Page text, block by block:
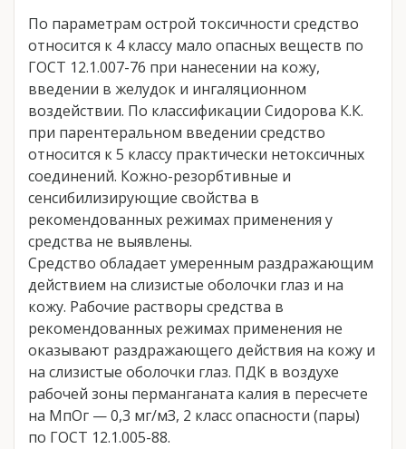
По параметрам острой токсичности средство
относится к 4 классу мало опасных веществ по
ГОСТ 12.1.007-76 при нанесении на кожу,
введении в желудок и ингаляционном
воздействии. По классификации Сидорова К.К.
при парентеральном введении средство
относится к 5 классу практически нетоксичных
соединений. Кожно-резорбтивные и
сенсибилизирующие свойства в
рекомендованных режимах применения у
средства не выявлены.
Средство обладает умеренным раздражающим
действием на слизистые оболочки глаз и на
кожу. Рабочие растворы средства в
рекомендованных режимах применения не
оказывают раздражающего действия на кожу и
на слизистые оболочки глаз. ПДК в воздухе
рабочей зоны перманганата калия в пересчете
на МпОг — 0,3 мг/мЗ, 2 класс опасности (пары)
по ГОСТ 12.1.005-88.